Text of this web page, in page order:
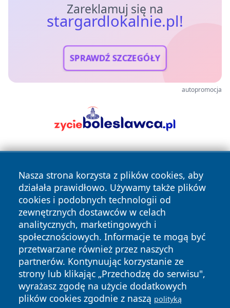
Zareklamuj się na
stargardlokalnie.pl!
SPRAWDŹ SZCZEGÓŁY
autopromocja
Nasza strona korzysta z plików cookies, aby
działała prawidłowo. Używamy także plików
cookies i podobnych technologii od
zewnętrznych dostawców w celach
analitycznych, marketingowych i
społecznościowych. Informacje te mogą być
przetwarzane również przez naszych
partnerów. Kontynuując korzystanie ze
strony lub klikając „Przechodzę do serwisu",
wyrażasz zgodę na użycie dodatkowych
plików cookies zgodnie z naszą polityką
Copyright © 2026 stargardlokalnie.pl Wszystkie prawa
zastrzeżone.
News Autorzy
Polityka
Prywatności
Polityka
Cookies